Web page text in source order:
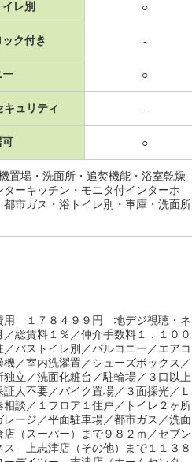
レ別 ○
ク付き -
ー ○
キュリティ -
可 ○
置場・洗面所・追焚機能・浴室乾燥
ーキッチン・モニタ付インターホ
市ガス・浴トイレ別・車庫・洗面所
用 １７８４９９円 地デジ視聴・ネ
総賃料１％／仲介手数料１．１００
バストイレ別／バルコニー／エアコ
／室内洗濯置／シューズボックス／
立／洗面化粧台／駐輪場／３口以上
人不要／バイク置場／３面採光／Ｌ
談／１フロア１住戸／トイレ２ヶ所
ージ／平面駐車場／都市ガス／洗面
（スーパー）まで９８２ｍ／セブン
上志津店（その他）まで１１３８